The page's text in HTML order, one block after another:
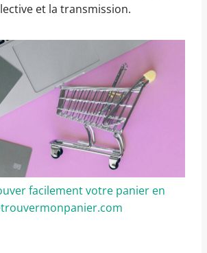
et la transmission.
facilement votre panier en